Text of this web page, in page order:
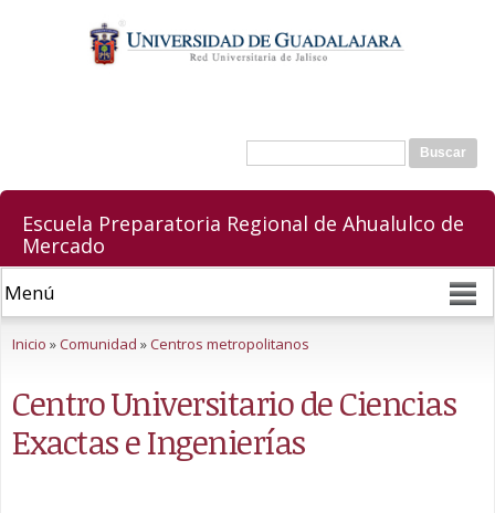
contenido
principal
Formulario de búsqueda
Buscar
Escuela Preparatoria Regional de Ahualulco de
Mercado
Inicio »Comunidad »Centros metropolitanos
Centro Universitario de Ciencias
Exactas e Ingenierías